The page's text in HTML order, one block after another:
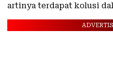
artinya terdapat kolusi